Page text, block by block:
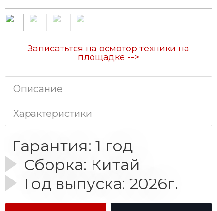
Записатьтся на осмотор техники на
площадке -->
Описание
Характеристики
Гарантия: 1 год
Сборка: Китай
Год выпуска: 2026г.